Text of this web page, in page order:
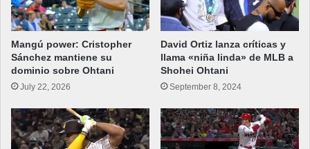
Mangú power: Cristopher
Sánchez mantiene su
dominio sobre Ohtani
July 22, 2026
David Ortiz lanza críticas y
llama «niña linda» de MLB a
Shohei Ohtani
September 8, 2024